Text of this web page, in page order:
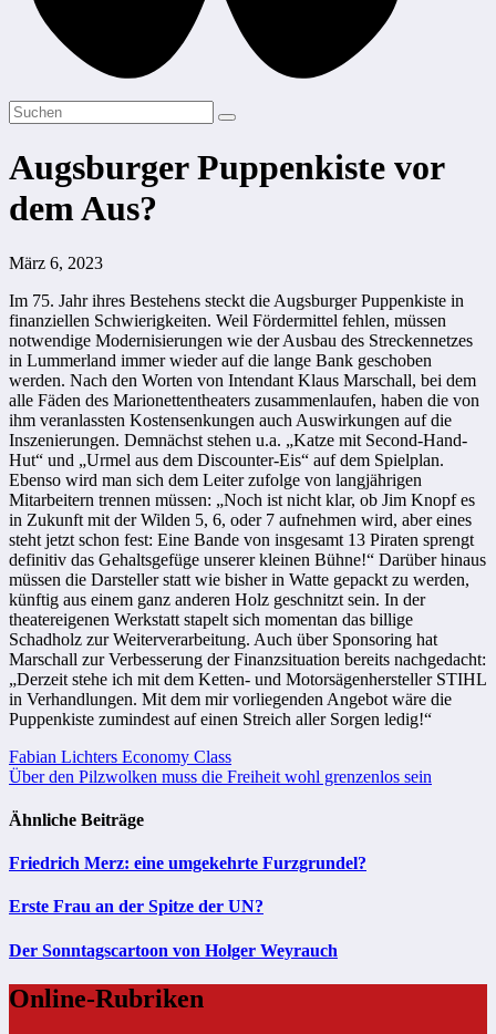
Augsburger Puppenkiste vor
dem Aus?
März 6, 2023
Im 75. Jahr ihres Bestehens steckt die Augsburger Puppenkiste in
finanziellen Schwierigkeiten. Weil Fördermittel fehlen, müssen
notwendige Modernisierungen wie der Ausbau des Streckennetzes
in Lummerland immer wieder auf die lange Bank geschoben
werden. Nach den Worten von Intendant Klaus Marschall, bei dem
alle Fäden des Marionettentheaters zusammenlaufen, haben die von
ihm veranlassten Kostensenkungen auch Auswirkungen auf die
Inszenierungen. Demnächst stehen u.a. „Katze mit Second-Hand-
Hut“ und „Urmel aus dem Discounter-Eis“ auf dem Spielplan.
Ebenso wird man sich dem Leiter zufolge von langjährigen
Mitarbeitern trennen müssen: „Noch ist nicht klar, ob Jim Knopf es
in Zukunft mit der Wilden 5, 6, oder 7 aufnehmen wird, aber eines
steht jetzt schon fest: Eine Bande von insgesamt 13 Piraten sprengt
definitiv das Gehaltsgefüge unserer kleinen Bühne!“ Darüber hinaus
müssen die Darsteller statt wie bisher in Watte gepackt zu werden,
künftig aus einem ganz anderen Holz geschnitzt sein. In der
theatereigenen Werkstatt stapelt sich momentan das billige
Schadholz zur Weiterverarbeitung. Auch über Sponsoring hat
Marschall zur Verbesserung der Finanzsituation bereits nachgedacht:
„Derzeit stehe ich mit dem Ketten- und Motorsägenhersteller STIHL
in Verhandlungen. Mit dem mir vorliegenden Angebot wäre die
Puppenkiste zumindest auf einen Streich aller Sorgen ledig!“
Beitragsnavigation
Fabian Lichters Economy Class
Über den Pilzwolken muss die Freiheit wohl grenzenlos sein
Ähnliche Beiträge
Friedrich Merz: eine umgekehrte Furzgrundel?
Erste Frau an der Spitze der UN?
Der Sonntagscartoon von Holger Weyrauch
Online-Rubriken